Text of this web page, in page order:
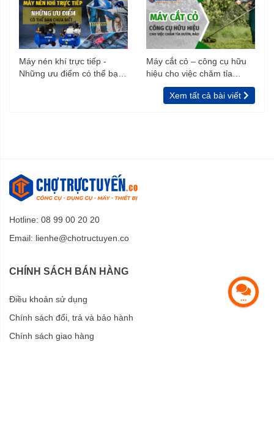
Máy nén khí trực tiếp -
Những ưu điểm có thể bạn
Máy cắt cỏ – công cụ hữu
hiệu cho việc chăm tỉa
vườn, rào
Xem tất cả bài viết
Hotline: 08 99 00 20 20
Email: lienhe@chotructuyen.co
CHÍNH SÁCH BÁN HÀNG
Điều khoản sử dụng
Chính sách đổi, trả và bảo hành
Chính sách giao hàng